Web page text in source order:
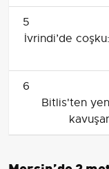
5
İvrindi’de
6
Bitlis'ten